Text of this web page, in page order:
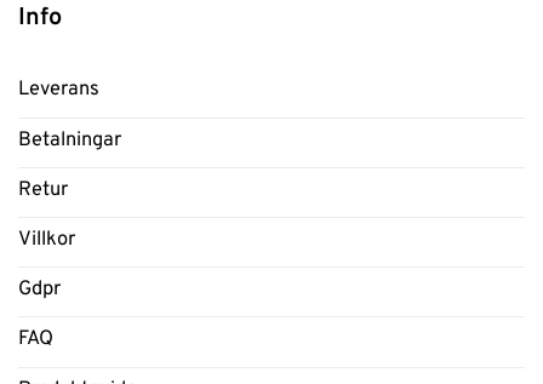
Info
Leverans
Betalningar
Retur
Villkor
Gdpr
FAQ